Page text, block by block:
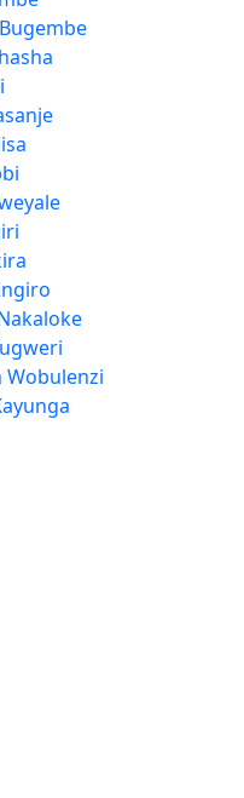
Wobulenzi